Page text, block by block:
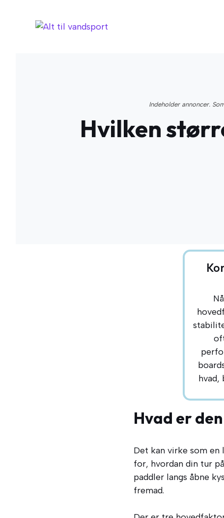
Indeholder annoncer.
Hvilken
Hvad er
Det kan virke som
for, hvordan din tur
paddler langs åbne
fremad.